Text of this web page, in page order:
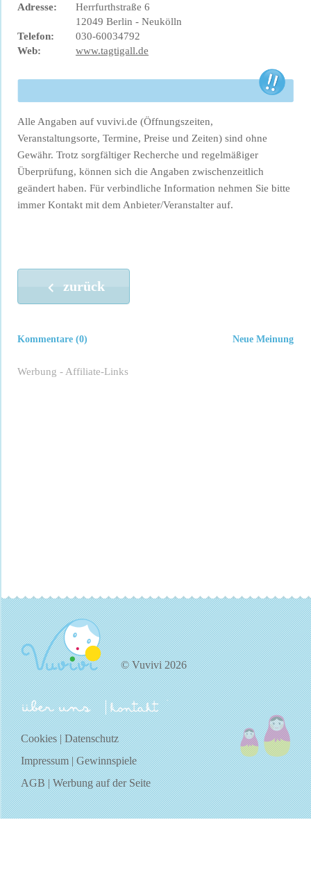
Adresse:
Herrfurthstraße 6
12049 Berlin - Neukölln
Telefon:
030-60034792
Web:
www.tagtigall.de
Alle Angaben auf vuvivi.de (Öffnungszeiten,
Veranstaltungsorte, Termine, Preise und Zeiten) sind ohne
Gewähr. Trotz sorgfältiger Recherche und regelmäßiger
Überprüfung, können sich die Angaben zwischenzeitlich
geändert haben. Für verbindliche Information nehmen Sie bitte
immer Kontakt mit dem Anbieter/Veranstalter auf.
zurück
Neue Meinung
Kommentare (0)
Werbung - Affiliate-Links
© Vuvivi 2026
über uns kontakt
Cookies|Datenschutz
Impressum|Gewinnspiele
AGB|Werbung auf der Seite